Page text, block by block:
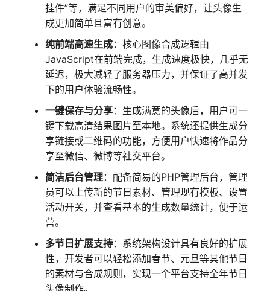
挂件”等，满足不同用户的审美偏好，让头像生
成更加简单且富有创意。
纯前端高速生成：核心图像合成逻辑由
JavaScript在前端完成，生成速度极快，几乎无
延迟，极大减轻了服务器压力，并保证了高并发
下的用户体验流畅性。
一键保存与分享：生成满意的头像后，用户可一
键下载高清结果图片至本地。系统还提供生成分
享链接或二维码的功能，方便用户快速将作品分
享至微信、微博等社交平台。
简洁后台管理：配备简易的PHP管理后台，管理
员可以上传新的节日素材、管理现有模板、设置
活动开关，并查看基本的生成数量统计，便于运
营。
多节日扩展支持：系统架构设计具有良好的扩展
性，开发者可以轻松添加春节、元旦等其他节日
的素材与合成规则，实现一个平台支持全年节日